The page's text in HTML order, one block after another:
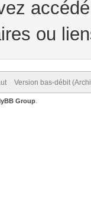
ou
Version bas-débit
Group